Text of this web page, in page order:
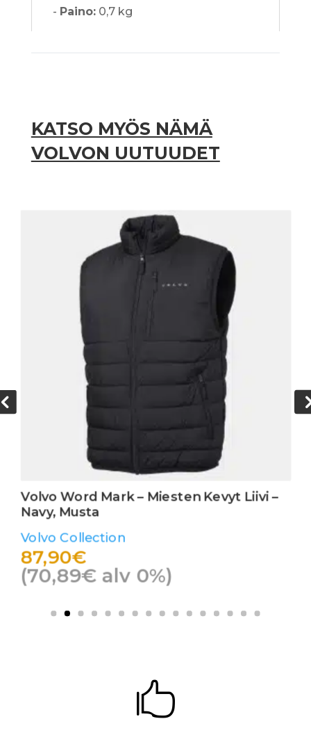
- Paino:0,7 kg
KATSO MYÖS NÄMÄ
VOLVON UUTUUDET
Volvo Word Mark – Miesten Kevyt Liivi –
Navy, Musta
Volvo Collection
87,90€
(70,89€alv 0%)
